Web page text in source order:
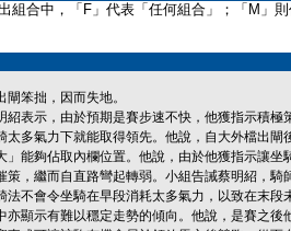
組合中，「F」代表「任何組合」；「M」
閘笨拙，因而失地。
紹表示，由於預期是賽步速不快，他獲指示積
太多氣力下就能取得領先。他說，自大外檔出閘
」能夠佔取內欄位置。他說，由於他獲指示讓
策，繼而自直路彎起轉弱。小組告誡蔡明紹，
法不會令坐騎在早段消耗太多氣力，以致在末
亦顯示有難以穩定走勢的傾向。他說，是賽之